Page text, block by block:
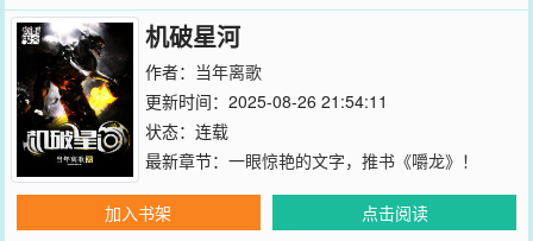
机破星河
作者： 当年离歌
更新时间：2025-08-26 21:54:11
状态：连载
最新章节： 一眼惊艳的文字，推书《嚼龙》！
加入书架
点击阅读